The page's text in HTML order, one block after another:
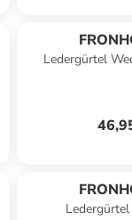
Ledergürtel